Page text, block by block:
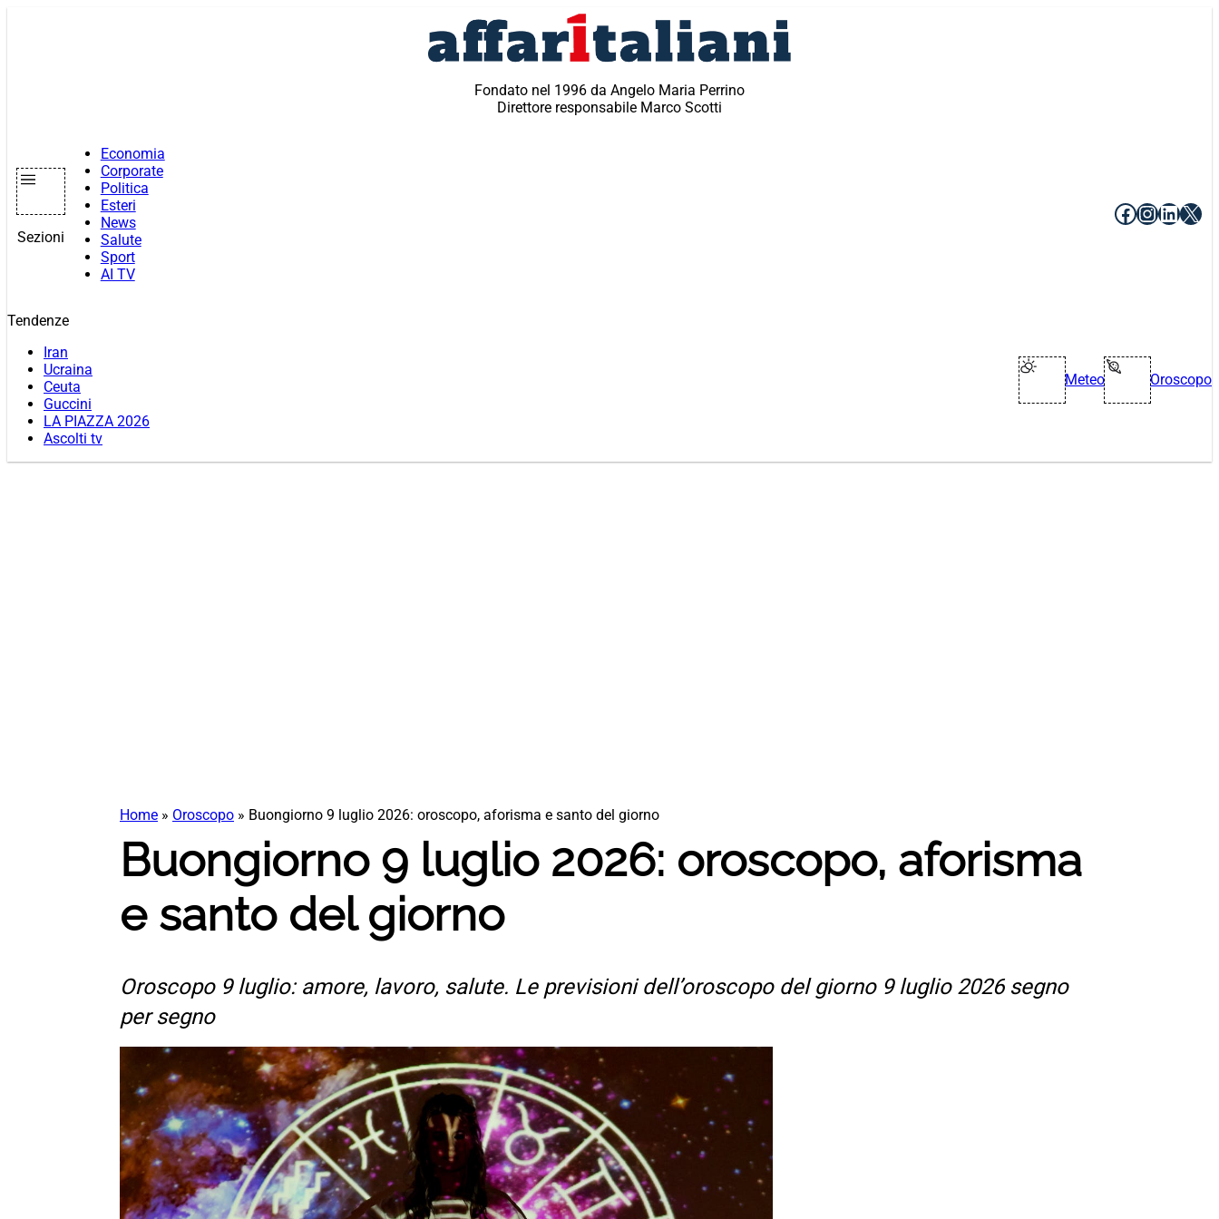
Fondato nel 1996 da Angelo Maria Perrino
Direttore responsabile Marco Scotti
Sezioni
Economia
Corporate
Politica
Esteri
News
Salute
Sport
AI TV
Facebook
X
Tendenze
Iran
Ucraina
Ceuta
Guccini
LA PIAZZA 2026
Ascolti tv
Meteo Oroscopo
Home » Oroscopo » Buongiorno 9 luglio 2026: oroscopo, aforisma e santo del giorno
Buongiorno 9 luglio 2026: oroscopo, aforisma
e santo del giorno
Oroscopo 9 luglio: amore, lavoro, salute. Le previsioni dell’oroscopo del giorno 9 luglio 2026 segno
per segno